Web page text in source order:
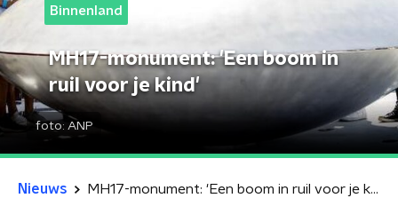
Binnenland
MH17-monument: 'Een boom in
ruil voor je kind'
foto: ANP
Nieuws MH17-monument: 'Een boom in ruil voor je kind'